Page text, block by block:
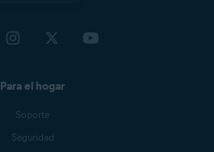
Para el hogar
Soporte
Seguridad